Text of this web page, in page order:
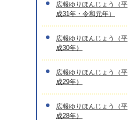
広報ゆりほんじょう（平
成31年・令和元年）
広報ゆりほんじょう（平
成30年）
広報ゆりほんじょう（平
成29年）
広報ゆりほんじょう（平
成28年）